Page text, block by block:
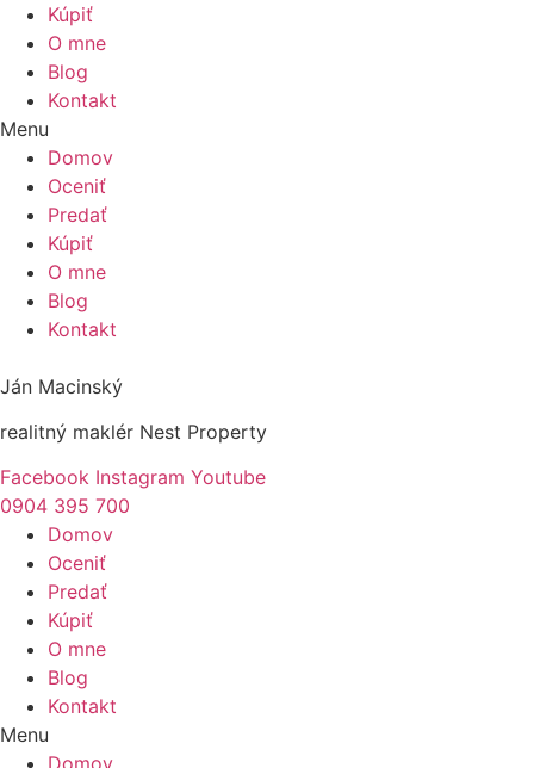
Kúpiť
O mne
Blog
Kontakt
Menu
Domov
Oceniť
Predať
Kúpiť
O mne
Blog
Kontakt
Ján Macinský
realitný maklér Nest Property
Facebook Instagram Youtube
0904 395 700
Domov
Oceniť
Predať
Kúpiť
O mne
Blog
Kontakt
Menu